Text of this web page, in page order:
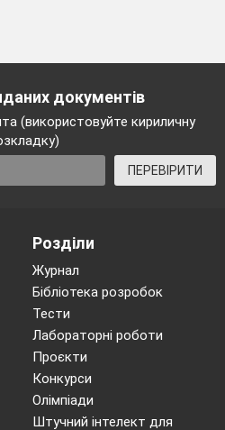
документів
(використовуйте кириличну
ПЕРЕВІРИТИ
Розділи
Журнал
Бібліотека розробок
Тести
Лабораторні роботи
Проєкти
Конкурси
Олімпіади
Штучний інтелект для